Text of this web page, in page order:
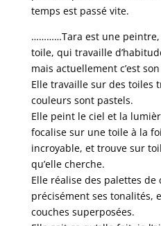
temps est passé vite.
…………Tara est une
toile, qui travaille
mais actuellement c’est
Elle travaille sur des toiles
couleurs sont pastels.
Elle peint le ciel et la
focalise sur une toile à la
incroyable, et trouve sur
qu’elle cherche.
Elle réalise des palettes de
précisément ses tonalités,
couches superposées.